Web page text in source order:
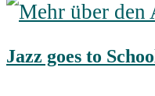
Jazz goes to